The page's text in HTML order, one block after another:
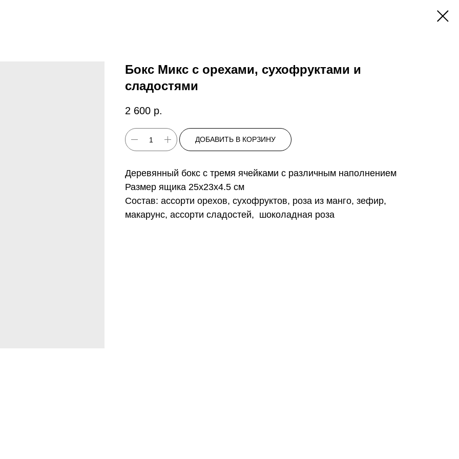
Бокс Микс с орехами, сухофруктами и
сладостями
2 600 р.
ДОБАВИТЬ В КОРЗИНУ
Деревянный бокс с тремя ячейками с различным наполнением
Размер ящика 25х23x4.5 см
Состав: ассорти орехов, сухофруктов, роза из манго, зефир,
макарунс, ассорти сладостей, шоколадная роза